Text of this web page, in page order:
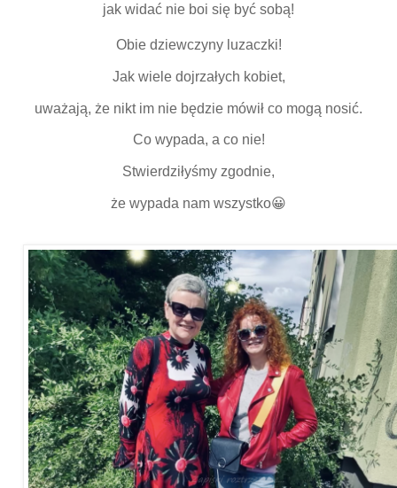
jak widać nie boi się być sobą!
Obie dziewczyny luzaczki!
Jak wiele dojrzałych kobiet,
uważają, że nikt im nie będzie mówił co mogą nosić.
Co wypada, a co nie!
Stwierdziłyśmy zgodnie,
że wypada nam wszystko😀